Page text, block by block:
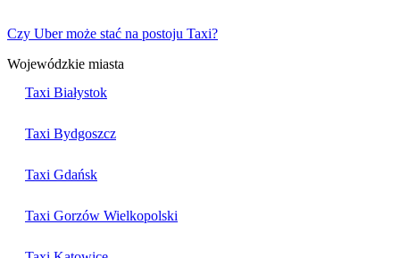
Czy Uber może stać na postoju Taxi?
Wojewódzkie miasta
Taxi Białystok
Taxi Bydgoszcz
Taxi Gdańsk
Taxi Gorzów Wielkopolski